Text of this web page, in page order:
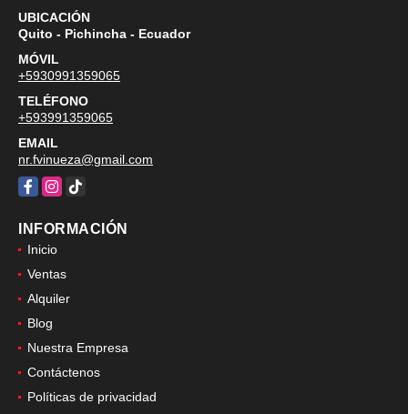
UBICACIÓN
Quito - Pichincha - Ecuador
MÓVIL
+5930991359065
TELÉFONO
+593991359065
EMAIL
nr.fvinueza@gmail.com
Facebook
Instagram
TikTok
INFORMACIÓN
Inicio
Ventas
Alquiler
Blog
Nuestra Empresa
Contáctenos
Políticas de privacidad